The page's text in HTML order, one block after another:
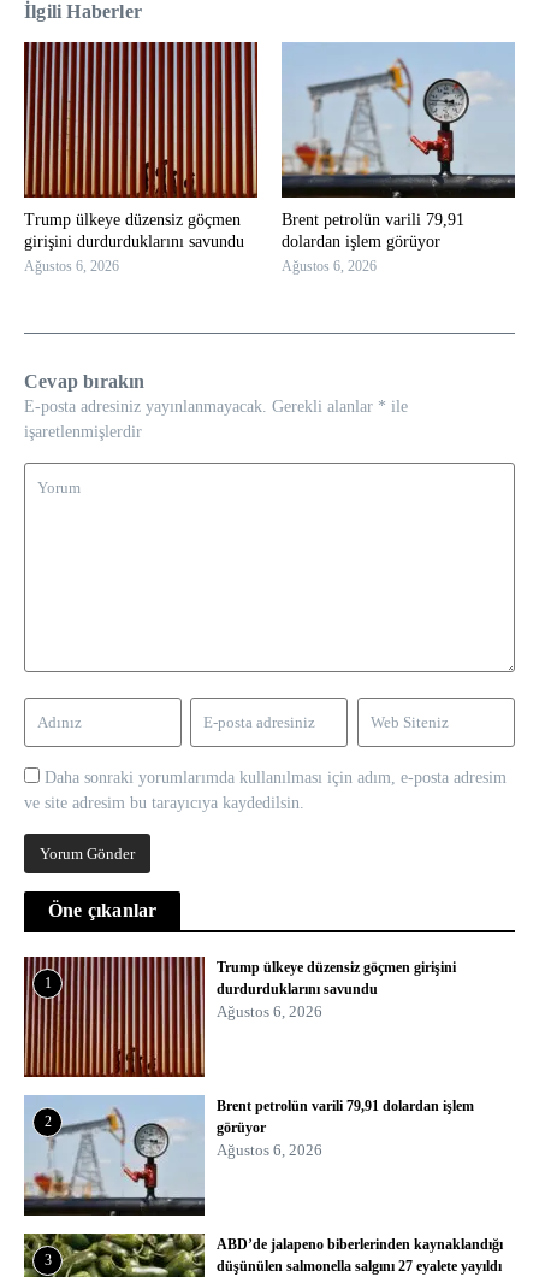
İlgili Haberler
Trump ülkeye düzensiz göçmen
girişini durdurduklarını savundu
Ağustos 6, 2026
Brent petrolün varili 79,91
dolardan işlem görüyor
Ağustos 6, 2026
Cevap bırakın
E-posta adresiniz yayınlanmayacak. Gerekli alanlar * ile
işaretlenmişlerdir
Daha sonraki yorumlarımda kullanılması için adım, e-posta adresim
ve site adresim bu tarayıcıya kaydedilsin.
Öne çıkanlar
1
Trump ülkeye düzensiz göçmen girişini
durdurduklarını savundu
Ağustos 6, 2026
2
Brent petrolün varili 79,91 dolardan işlem
görüyor
Ağustos 6, 2026
3
ABD’de jalapeno biberlerinden kaynaklandığı
düşünülen salmonella salgını 27 eyalete yayıldı